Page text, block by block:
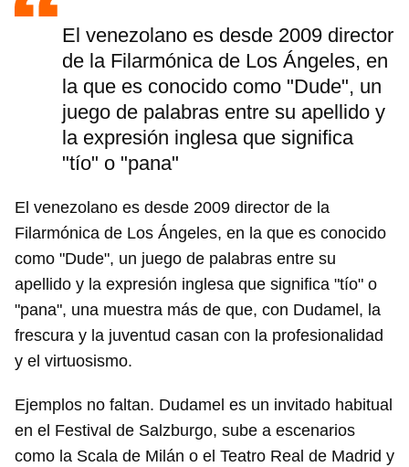
El venezolano es desde 2009 director
de la Filarmónica de Los Ángeles, en
la que es conocido como "Dude", un
juego de palabras entre su apellido y
la expresión inglesa que significa
"tío" o "pana"
El venezolano es desde 2009 director de la
Filarmónica de Los Ángeles, en la que es conocido
como "Dude", un juego de palabras entre su
apellido y la expresión inglesa que significa "tío" o
"pana", una muestra más de que, con Dudamel, la
frescura y la juventud casan con la profesionalidad
y el virtuosismo.
Ejemplos no faltan. Dudamel es un invitado habitual
en el Festival de Salzburgo, sube a escenarios
como la Scala de Milán o el Teatro Real de Madrid y